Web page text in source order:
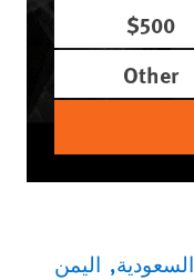
$500
Other
السعودية اليمن